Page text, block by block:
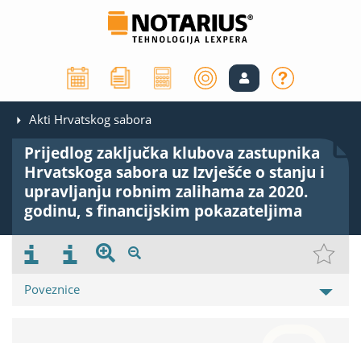
Akti Hrvatskog sabora
Prijedlog zaključka klubova zastupnika
Hrvatskoga sabora uz Izvješće o stanju i
upravljanju robnim zalihama za 2020.
godinu, s financijskim pokazateljima
Poveznice